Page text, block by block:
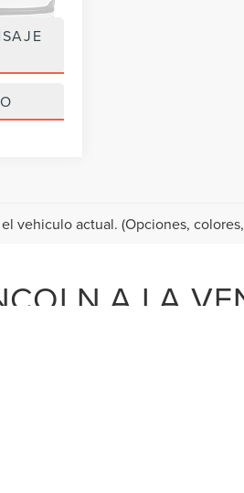
Ext.
vehiculo actual. (Opciones,
A LA